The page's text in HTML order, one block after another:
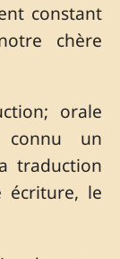
constant
chère
orale
connu un
traduction
écriture, le